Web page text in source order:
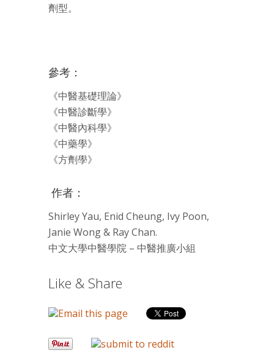
劑型。
參考：
《中醫基礎理論》
《中醫診斷學》
《中醫內科學》
《中藥學》
《方劑學》
作者：
Shirley Yau, Enid Cheung, Ivy Poon,
Janie Wong & Ray Chan.
中文大學中醫學院 – 中醫推廣小組
Like & Share